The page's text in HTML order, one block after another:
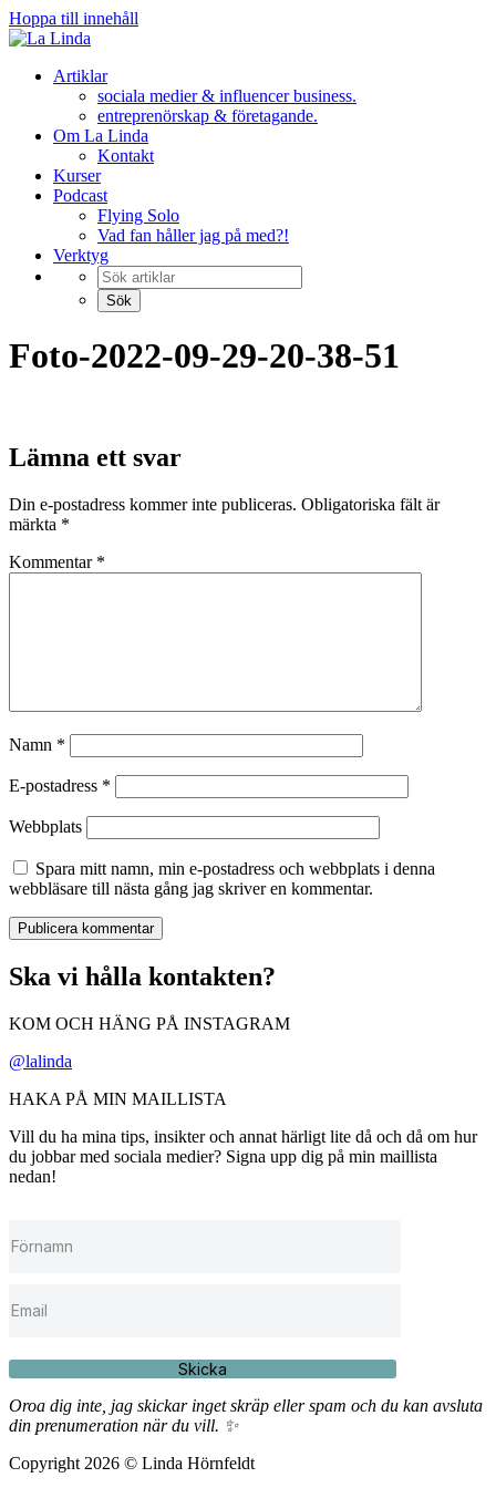
Hoppa till innehåll
Artiklar
sociala medier & influencer business.
entreprenörskap & företagande.
Om La Linda
Kontakt
Kurser
Podcast
Flying Solo
Vad fan håller jag på med?!
Verktyg
Foto-2022-09-29-20-38-51
Lämna ett svar
Din e-postadress kommer inte publiceras. Obligatoriska fält är
märkta *
Kommentar *
Namn *
E-postadress *
Webbplats
Spara mitt namn, min e-postadress och webbplats i denna
webbläsare till nästa gång jag skriver en kommentar.
Ska vi hålla kontakten?
KOM OCH HÄNG PÅ INSTAGRAM
@lalinda
HAKA PÅ MIN MAILLISTA
Vill du ha mina tips, insikter och annat härligt lite då och då om hur
du jobbar med sociala medier? Signa upp dig på min maillista
nedan!
Skicka
Oroa dig inte, jag skickar inget skräp eller spam och du kan avsluta
din prenumeration när du vill. ✨
Copyright 2026 © Linda Hörnfeldt